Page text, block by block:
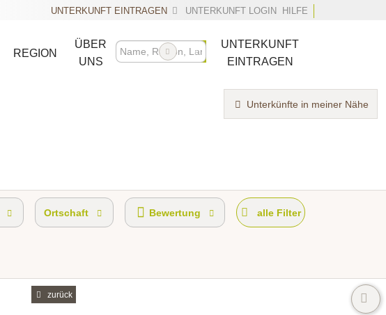
UNTERKUNFT LOGIN HILFE
UNTERKUNFT EINTRAGEN
REGION
ÜBER
UNS
UNTERKUNFT
EINTRAGEN
Unterkünfte in meiner Nähe
Ortschaft Bewertung alle Filter
zurück